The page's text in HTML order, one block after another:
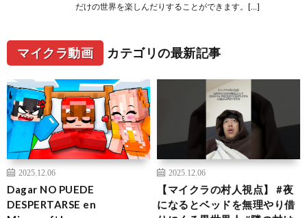
だけの世界を楽しんだりすることができます。[…]
マイクラ動画 カテゴリの最新記事
2025.12.06
Dagar NO PUEDE
DESPERTARSE en
2025.12.06
【マイクラの村人視点】 #夜
になるとベッドを無理やり借